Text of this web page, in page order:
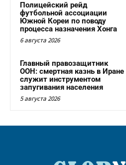
Полицейский рейд
футбольной ассоциации
Южной Кореи по поводу
процесса назначения Хонга
6 августа 2026
Главный правозащитник
ООН: смертная казнь в Иране
служит инструментом
запугивания населения
5 августа 2026